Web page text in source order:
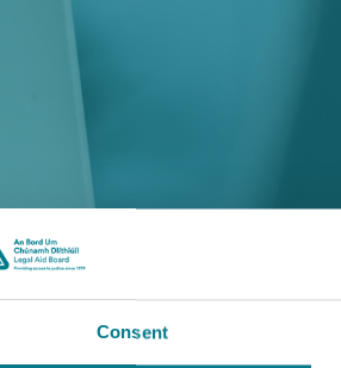
Consent
is féidir